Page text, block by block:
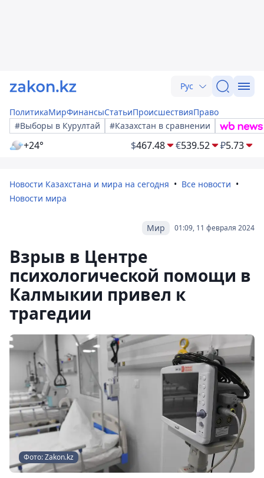
Рус
ПолитикаМирФинансыСтатьиПроисшествияПраво
#Выборы в Курултай
#Казахстан в сравнении
+24° $467.48 €539.52 ₽5.73
Новости Казахстана и мира на сегодня
Все новости
Новости мира
01:09, 11 февраля 2024
Мир
Взрыв в Центре
психологической помощи в
Калмыкии привел к
трагедии
Фото: Zakon.kz